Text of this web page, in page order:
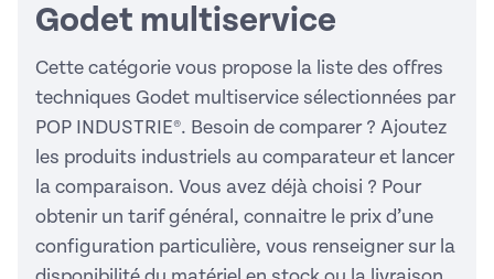
Godet multiservice
Cette catégorie vous propose la liste des offres
techniques Godet multiservice sélectionnées par
POP INDUSTRIE®. Besoin de comparer ? Ajoutez
les produits industriels au comparateur et lancer
la comparaison. Vous avez déjà choisi ? Pour
obtenir un tarif général, connaitre le prix d’une
configuration particulière, vous renseigner sur la